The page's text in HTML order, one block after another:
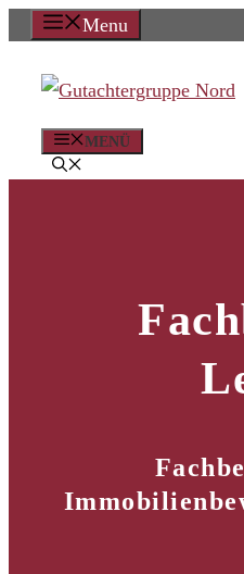
Zum
springen
Menu
MENÜ